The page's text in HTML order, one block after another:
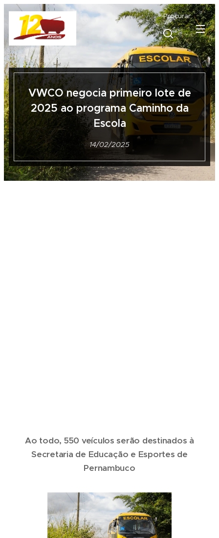
Procurar
VWCO negocia primeiro lote de
2025 ao programa Caminho da
Escola
14/02/2025
Ao todo, 550 veículos serão destinados à
Secretaria de Educação e Esportes de
Pernambuco